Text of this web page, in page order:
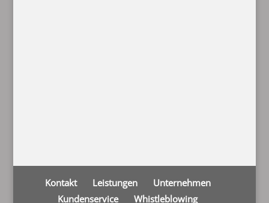
Kontakt Leistungen
Unternehmen
Kundenservice
Whistleblowing